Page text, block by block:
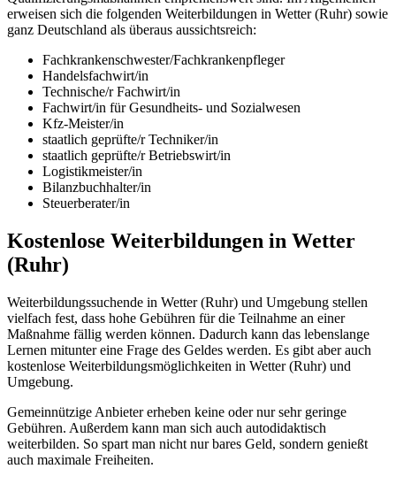
erweisen sich die folgenden Weiterbildungen in Wetter (Ruhr) sowie
ganz Deutschland als überaus aussichtsreich:
Fachkrankenschwester/Fachkrankenpfleger
Handelsfachwirt/in
Technische/r Fachwirt/in
Fachwirt/in für Gesundheits- und Sozialwesen
Kfz-Meister/in
staatlich geprüfte/r Techniker/in
staatlich geprüfte/r Betriebswirt/in
Logistikmeister/in
Bilanzbuchhalter/in
Steuerberater/in
Kostenlose Weiterbildungen in Wetter
(Ruhr)
Weiterbildungssuchende in Wetter (Ruhr) und Umgebung stellen
vielfach fest, dass hohe Gebühren für die Teilnahme an einer
Maßnahme fällig werden können. Dadurch kann das lebenslange
Lernen mitunter eine Frage des Geldes werden. Es gibt aber auch
kostenlose Weiterbildungsmöglichkeiten in Wetter (Ruhr) und
Umgebung.
Gemeinnützige Anbieter erheben keine oder nur sehr geringe
Gebühren. Außerdem kann man sich auch autodidaktisch
weiterbilden. So spart man nicht nur bares Geld, sondern genießt
auch maximale Freiheiten.